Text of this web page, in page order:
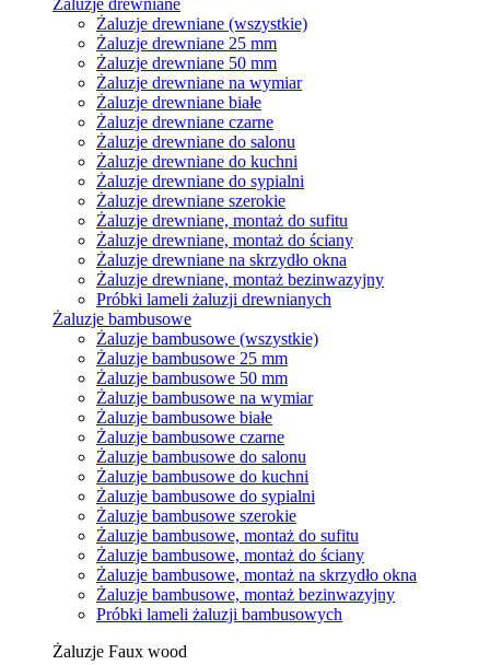
Żaluzje drewniane
Żaluzje drewniane (wszystkie)
Żaluzje drewniane 25 mm
Żaluzje drewniane 50 mm
Żaluzje drewniane na wymiar
Żaluzje drewniane białe
Żaluzje drewniane czarne
Żaluzje drewniane do salonu
Żaluzje drewniane do kuchni
Żaluzje drewniane do sypialni
Żaluzje drewniane szerokie
Żaluzje drewniane, montaż do sufitu
Żaluzje drewniane, montaż do ściany
Żaluzje drewniane na skrzydło okna
Żaluzje drewniane, montaż bezinwazyjny
Próbki lameli żaluzji drewnianych
Żaluzje bambusowe
Żaluzje bambusowe (wszystkie)
Żaluzje bambusowe 25 mm
Żaluzje bambusowe 50 mm
Żaluzje bambusowe na wymiar
Żaluzje bambusowe białe
Żaluzje bambusowe czarne
Żaluzje bambusowe do salonu
Żaluzje bambusowe do kuchni
Żaluzje bambusowe do sypialni
Żaluzje bambusowe szerokie
Żaluzje bambusowe, montaż do sufitu
Żaluzje bambusowe, montaż do ściany
Żaluzje bambusowe, montaż na skrzydło okna
Żaluzje bambusowe, montaż bezinwazyjny
Próbki lameli żaluzji bambusowych
Żaluzje Faux wood